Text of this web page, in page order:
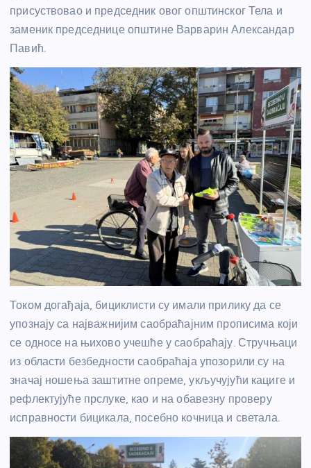
присуствовао и председник овог општинског Тела и
заменик председнице општине Варварин Александар
Павић.
Током догађаја, бициклисти су имали прилику да се
упознају са најважнијим саобраћајним прописима који
се односе на њихово учешће у саобраћају. Стручњаци
из области безбедности саобраћаја упозорили су на
значај ношења заштитне опреме, укључујући кациге и
рефлектујуће прслуке, као и на обавезну проверу
исправности бицикала, посебно кочница и светала.